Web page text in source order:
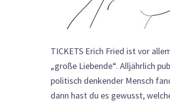
TICKETS Erich Fried ist vor
„große Liebende“. Alljährlich
politisch denkender Mensch
dann hast du es gewusst,